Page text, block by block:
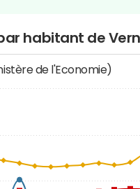
habitant de
de l'Economie)